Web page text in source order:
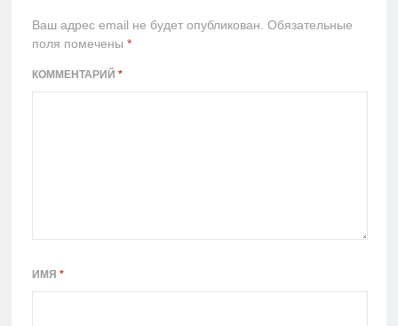
Ваш адрес email не будет опубликован. Обязательные
поля помечены *
КОММЕНТАРИЙ *
ИМЯ *